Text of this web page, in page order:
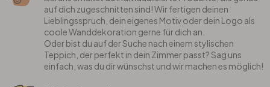
auf dich zugeschnitten sind! Wir fertigen deinen
Lieblingsspruch, dein eigenes Motiv oder dein Logo als
coole Wanddekoration gerne für dich an.
Oder bist du auf der Suche nach einem stylischen
Teppich, der perfekt in dein Zimmer passt? Sag uns
einfach, was du dir wünschst und wir machen es möglich!